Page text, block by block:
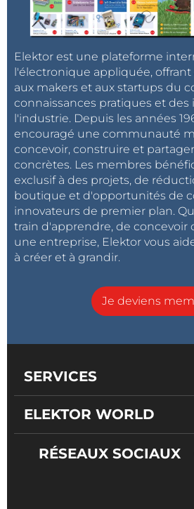
Elektor est une plateforme
l'électronique appliquée, offrant
aux makers et aux startups du
connaissances pratiques et des
l'industrie. Depuis les années
encouragé une communauté
concevoir, construire et
concrètes. Les membres
exclusif à des projets, de
boutique et d'opportunités de
innovateurs de premier plan.
train d'apprendre, de concevoir
une entreprise, Elektor vous
à créer et à grandir.
Je deviens
SERVICES
ELEKTOR WORLD
RÉSEAUX SOCIAUX